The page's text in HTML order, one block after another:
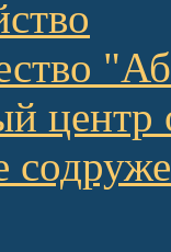
центр